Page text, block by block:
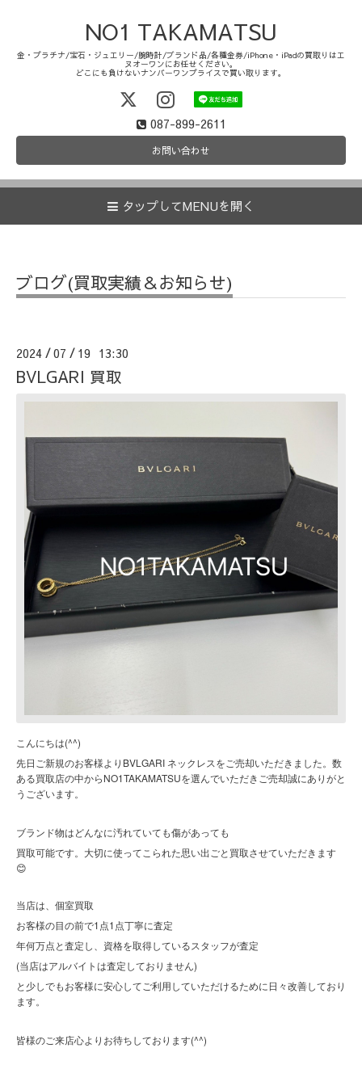
NO1 TAKAMATSU
金・プラチナ/宝石・ジュエリー/腕時計/ブランド品/各種金券/iPhone・iPadの買取りはエ
ヌオーワンにお任せください。
どこにも負けないナンバーワンプライスで買い取ります。
087-899-2611
お問い合わせ
タップしてMENUを開く
ブログ(買取実績＆お知らせ)
2024 /07 / 19 13:30
BVLGARI 買取
こんにちは(^^)
先日ご新規のお客様よりBVLGARI ネックレスをご売却いただきました。数
ある買取店の中からNO1TAKAMATSUを選んでいただきご売却誠にありがと
うございます。
ブランド物はどんなに汚れていても傷があっても
買取可能です。大切に使ってこられた思い出ごと買取させていただきます
😊
当店は、個室買取
お客様の目の前で1点1点丁寧に査定
年何万点と査定し、資格を取得しているスタッフが査定
(当店はアルバイトは査定しておりません)
と少しでもお客様に安心してご利用していただけるために日々改善しており
ます。
皆様のご来店心よりお待ちしております(^^)